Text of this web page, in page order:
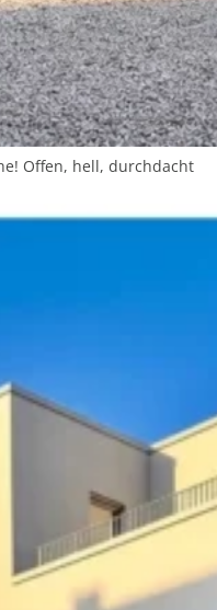
Offen, hell, durchdacht